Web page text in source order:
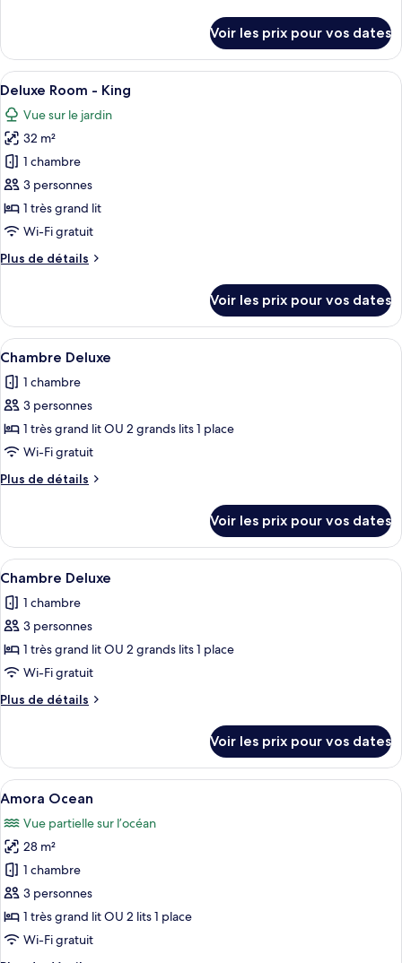
chambre :
Deluxe
Room
Twin
le
type
de
chambre
Deluxe
Room
Twin
Voir les prix pour vos dates
Afficher
toutes
les
photos
pour
ce
type
de
chambre :
Deluxe
King
Une chambre d’hôtel moderne,
5
Deluxe Room - King
Vue sur le jardin
32 m²
1 chambre
3 personnes
1 très grand lit
Wi-Fi gratuit
Plus de détails
Plus
le
type
de
Deluxe
Room
King
Voir les prix pour vos dates
Afficher
toutes
les
photos
pour
ce
type
de
Chambre
Deluxe
Une chambre d’hôtel avec deux lits,
7
Chambre Deluxe
1 chambre
3 personnes
1 très grand lit OU 2 grands lits 1 place
Wi-Fi gratuit
Plus de détails
Plus
le
type
de
Chambre
Deluxe
Voir les prix pour vos dates
Afficher
toutes
les
photos
pour
ce
type
de
Chambre
Deluxe
Une chambre d’hôtel moderne
9
Chambre Deluxe
1 chambre
3 personnes
1 très grand lit OU 2 grands lits 1 place
Wi-Fi gratuit
Plus de détails
Plus
le
type
de
Chambre
Deluxe
Voir les prix pour vos dates
Afficher
toutes
les
photos
pour
ce
type
de
chambre :
Une chambre d’hôtel moderne
6
Amora Ocean
Vue partielle sur l’océan
28 m²
1 chambre
3 personnes
1 très grand lit OU 2 lits 1 place
Wi-Fi gratuit